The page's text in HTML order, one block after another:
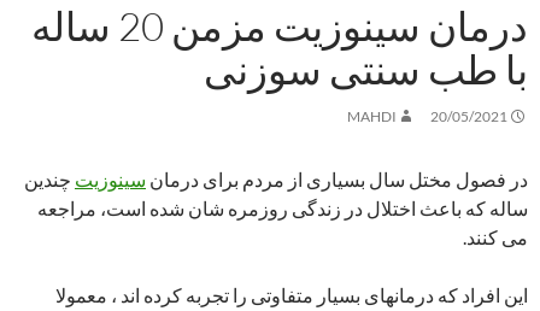
درمان سینوزیت مزمن 20 ساله
با طب سنتی سوزنی
20/05/2021
MAHDI
در فصول مختل سال بسیاری از مردم برای درمان سینوزیت چندین
ساله که باعث اختلال در زندگی روزمره شان شده است، مراجعه
می کنند.
این افراد که درمانهای بسیار متفاوتی را تجربه کرده اند ، معمولا